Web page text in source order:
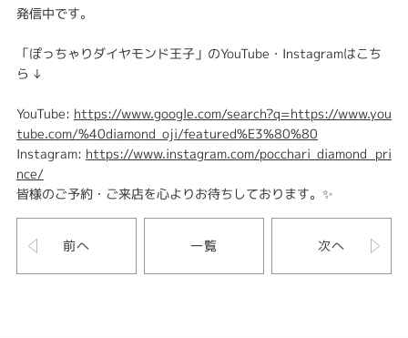
発信中です。
「ぽっちゃりダイヤモンド王子」のYouTube・Instagramはこち
ら↓
YouTube: https://www.google.com/search?q=https://www.you
tube.com/%40diamond_oji/featured%E3%80%80
Instagram: https://www.instagram.com/pocchari_diamond_pri
nce/
皆様のご予約・ご来店を心よりお待ちしております。✨
前へ 一覧 次へ